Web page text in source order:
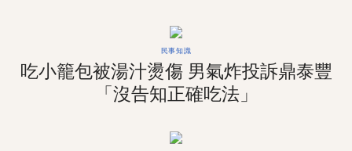
民事知識
吃小籠包被湯汁燙傷 男氣炸投訴鼎泰豐
「沒告知正確吃法」